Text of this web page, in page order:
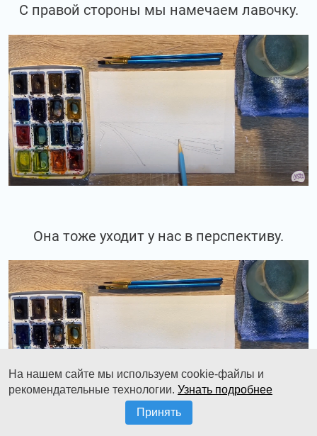
С правой стороны мы намечаем лавочку.
Она тоже уходит у нас в перспективу.
На нашем сайте мы используем cookie-файлы и
рекомендательные технологии. Узнать подробнее
Принять